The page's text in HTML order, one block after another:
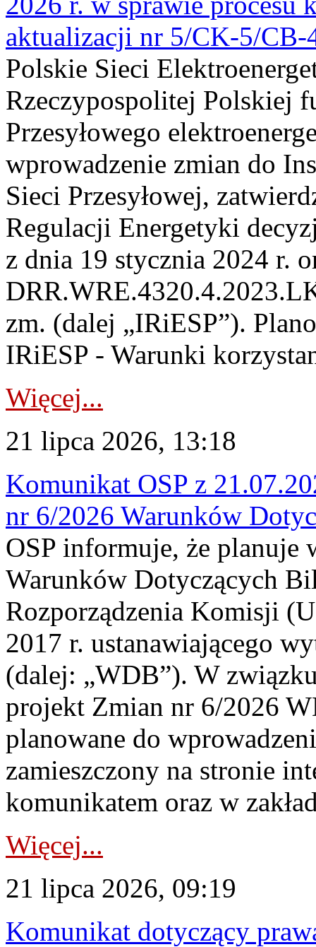
aktualizacji nr 5/CK-5/CB-
Polskie Sieci
Rzeczypospolitej Polskiej
Przesyłowego
wprowadzenie zmian do
Sieci Przesyłowej,
Regulacji Energetyki
z dnia 19 stycznia 2024 r.
zm. (dalej „IRiESP”).
IRiESP - Warunki
Więcej...
21 lipca 2026, 13:18
Komunikat OSP z
nr 6/2026 Warunków
OSP informuje, że planuje
Warunków Dotyczących
Rozporządzenia Komisji
2017 r. ustanawiającego
(dalej: „WDB”). W
projekt Zmian nr 6/2026
planowane do
zamieszczony na stronie
komunikatem oraz w
Więcej...
21 lipca 2026, 09:19
Komunikat dotyczący